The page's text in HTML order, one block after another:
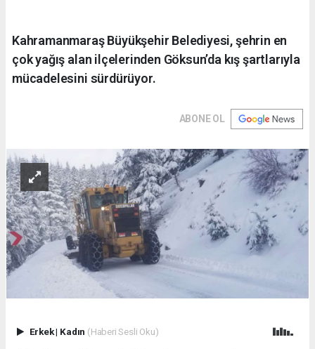
Kahramanmaraş Büyükşehir Belediyesi, şehrin en
çok yağış alan ilçelerinden Göksun’da kış şartlarıyla
mücadelesini sürdürüyor.
ABONE OL
Erkek| Kadın (Haberi Sesli Oku)